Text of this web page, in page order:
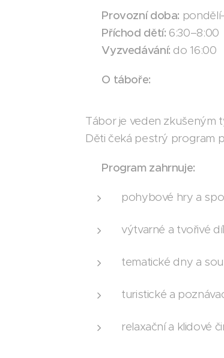
Provozní doba:
Příchod dětí: 6:30–8:00
➡️Vyzvedávání: do 16:00
O táboře:
Tábor je veden zkušeným
Děti čeká pestrý program
Program zahrnuje:
pohybové hry a
výtvarné a tvořivé
tematické dny a
turistické a
relaxační a klidové